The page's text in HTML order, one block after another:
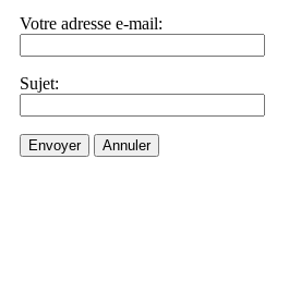
Votre adresse e-mail:
Sujet:
Envoyer Annuler